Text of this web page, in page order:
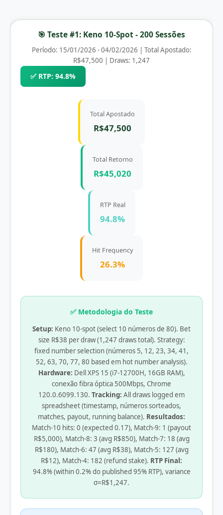
🎯 Teste #1: Keno 10-Spot - 200 Sessões
Período: 15/01/2026 - 04/02/2026 | Total Apostado:
R$47,500 | Draws: 1,247
✅ RTP: 94.8%
Total Apostado
R$47,500
Total Retorno
R$45,020
RTP Real
94.8%
Hit Frequency
26.3%
✅ Metodologia do Teste
Setup: Keno 10-spot (select 10 números de 80). Bet
size R$38 per draw (1,247 draws total). Strategy:
fixed number selection (números 5, 12, 23, 34, 41,
52, 63, 70, 77, 80 based em hot number analysis).
Hardware: Dell XPS 15 (i7-12700H, 16GB RAM),
conexão fibra óptica 500Mbps, Chrome
120.0.6099.130. Tracking: All draws logged em
spreadsheet (timestamp, números sorteados,
matches, payout, running balance). Resultados:
Match-10 hits: 0 (expected 0.17), Match-9: 1 (payout
R$5,000), Match-8: 3 (avg R$850), Match-7: 18 (avg
R$180), Match-6: 47 (avg R$38), Match-5: 127 (avg
R$12), Match-4: 182 (refund stake). RTP Final:
94.8% (within 0.2% do published 95% RTP), variance
σ=R$1,247.